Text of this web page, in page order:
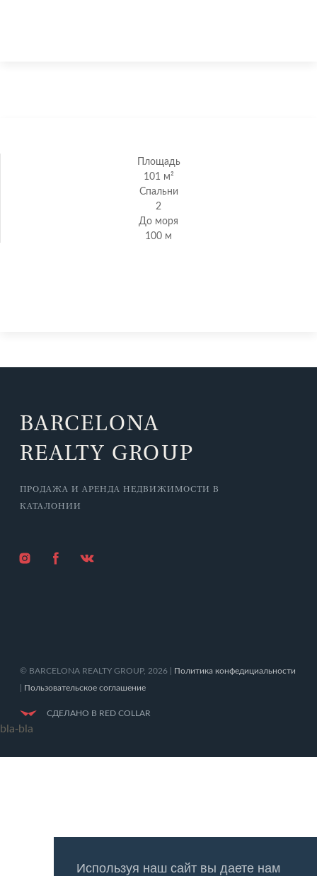
Используя наш сайт вы даете нам
Площадь
101 м²
Спальни
2
До моря
100 м
BARCELONA
REALTY GROUP
ПРОДАЖА И АРЕНДА НЕДВИЖИМОСТИ В
КАТАЛОНИИ
© BARCELONA REALTY GROUP, 2026 | Политика конфедициальности
| Пользовательское соглашение
СДЕЛАНО В RED COLLAR
bla-bla